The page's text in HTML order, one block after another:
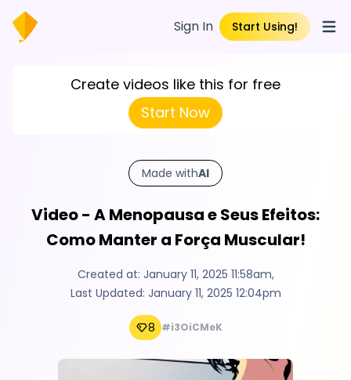
Sign In Start Using!
Create videos like this for free
Start Now
Made withAI
Video - A Menopausa e Seus Efeitos:
Como Manter a Força Muscular!
Created at: January 11, 2025 11:58am,
Last Updated: January 11, 2025 12:04pm
8 #i3OiCMeK